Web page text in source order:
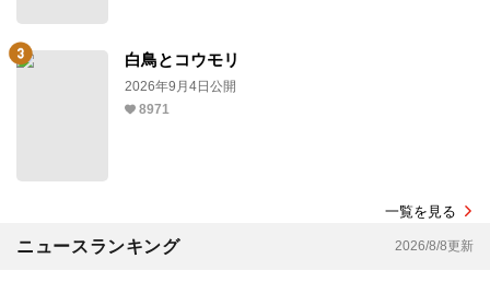
白鳥とコウモリ
2026年9月4日公開
8971
一覧を見る
ニュースランキング 2026/8/8更新